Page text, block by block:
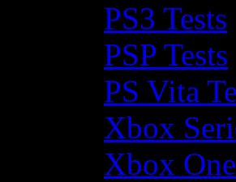
PS3 Tests
PSP Tests
PS Vita
Xbox
Xbox